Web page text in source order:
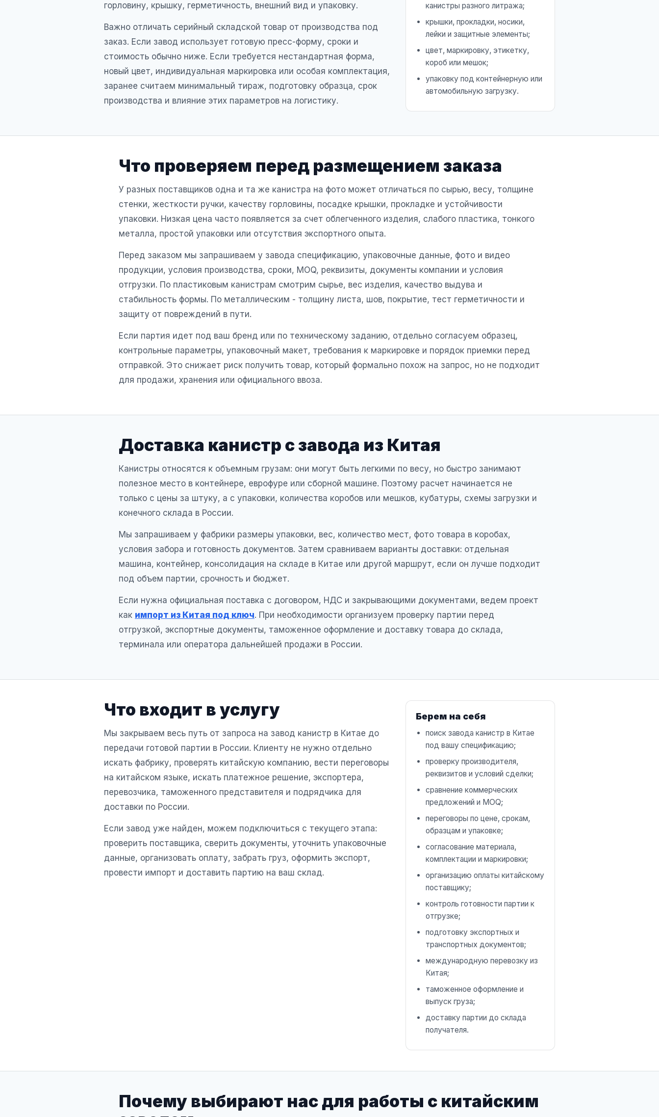
горловину, крышку, герметичность, внешний вид и упаковку.
Важно отличать серийный складской товар от производства под
заказ. Если завод использует готовую пресс-форму, сроки и
стоимость обычно ниже. Если требуется нестандартная форма,
новый цвет, индивидуальная маркировка или особая комплектация,
заранее считаем минимальный тираж, подготовку образца, срок
производства и влияние этих параметров на логистику.
канистры разного литража;
крышки, прокладки, носики,
лейки и защитные элементы;
цвет, маркировку, этикетку,
короб или мешок;
упаковку под контейнерную или
автомобильную загрузку.
Что проверяем перед размещением заказа
У разных поставщиков одна и та же канистра на фото может отличаться по сырью, весу, толщине
стенки, жесткости ручки, качеству горловины, посадке крышки, прокладке и устойчивости
упаковки. Низкая цена часто появляется за счет облегченного изделия, слабого пластика, тонкого
металла, простой упаковки или отсутствия экспортного опыта.
Перед заказом мы запрашиваем у завода спецификацию, упаковочные данные, фото и видео
продукции, условия производства, сроки, MOQ, реквизиты, документы компании и условия
отгрузки. По пластиковым канистрам смотрим сырье, вес изделия, качество выдува и
стабильность формы. По металлическим - толщину листа, шов, покрытие, тест герметичности и
защиту от повреждений в пути.
Если партия идет под ваш бренд или по техническому заданию, отдельно согласуем образец,
контрольные параметры, упаковочный макет, требования к маркировке и порядок приемки перед
отправкой. Это снижает риск получить товар, который формально похож на запрос, но не подходит
для продажи, хранения или официального ввоза.
Доставка канистр с завода из Китая
Канистры относятся к объемным грузам: они могут быть легкими по весу, но быстро занимают
полезное место в контейнере, еврофуре или сборной машине. Поэтому расчет начинается не
только с цены за штуку, а с упаковки, количества коробов или мешков, кубатуры, схемы загрузки и
конечного склада в России.
Мы запрашиваем у фабрики размеры упаковки, вес, количество мест, фото товара в коробах,
условия забора и готовность документов. Затем сравниваем варианты доставки: отдельная
машина, контейнер, консолидация на складе в Китае или другой маршрут, если он лучше подходит
под объем партии, срочность и бюджет.
Если нужна официальная поставка с договором, НДС и закрывающими документами, ведем проект
как импорт из Китая под ключ. При необходимости организуем проверку партии перед
отгрузкой, экспортные документы, таможенное оформление и доставку товара до склада,
терминала или оператора дальнейшей продажи в России.
Что входит в услугу
Мы закрываем весь путь от запроса на завод канистр в Китае до
передачи готовой партии в России. Клиенту не нужно отдельно
искать фабрику, проверять китайскую компанию, вести переговоры
на китайском языке, искать платежное решение, экспортера,
перевозчика, таможенного представителя и подрядчика для
доставки по России.
Если завод уже найден, можем подключиться с текущего этапа:
проверить поставщика, сверить документы, уточнить упаковочные
данные, организовать оплату, забрать груз, оформить экспорт,
провести импорт и доставить партию на ваш склад.
Берем на себя
поиск завода канистр в Китае
под вашу спецификацию;
проверку производителя,
реквизитов и условий сделки;
сравнение коммерческих
предложений и MOQ;
переговоры по цене, срокам,
образцам и упаковке;
согласование материала,
комплектации и маркировки;
организацию оплаты китайскому
поставщику;
контроль готовности партии к
отгрузке;
подготовку экспортных и
транспортных документов;
международную перевозку из
Китая;
таможенное оформление и
выпуск груза;
доставку партии до склада
получателя.
Почему выбирают нас для работы с китайским